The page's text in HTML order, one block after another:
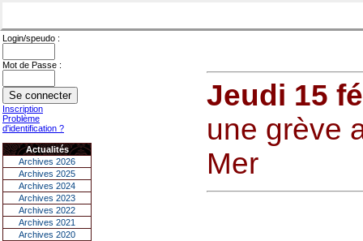
Login/speudo :
Mot de Passe :
Inscription
Problème
d'identification ?
Actualités
Archives 2026
Archives 2025
Archives 2024
Archives 2023
Archives 2022
Archives 2021
Archives 2020
Jeudi 15
une grève
Mer